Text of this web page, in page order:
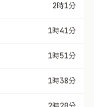
2時1分
1時41分
1時51分
1時38分